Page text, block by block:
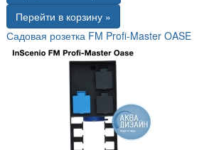
Перейти в корзину »
Садовая розетка FM Profi-Master OASE